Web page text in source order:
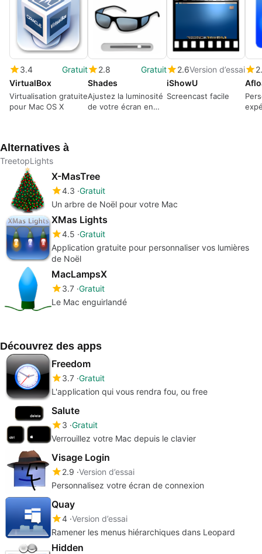
3.4
Gratuit
VirtualBox
Virtualisation gratuite
pour Mac OS X
2.8
Gratuit
Shades
Ajustez la luminosité
de votre écran en
2.6Version d’essai
iShowU
Screencast facile
Alternatives à
TreetopLights
X-MasTree
4.3 Gratuit
Un arbre de Noël pour votre Mac
XMas Lights
4.5 Gratuit
Application gratuite pour personnaliser vos lumières
de Noël
MacLampsX
3.7 Gratuit
Le Mac enguirlandé
Découvrez des apps
Freedom
3.7 Gratuit
L'application qui vous rendra fou, ou free
Salute
3 Gratuit
Verrouillez votre Mac depuis le clavier
Visage Login
2.9 Version d’essai
Personnalisez votre écran de connexion
Quay
4 Version d’essai
Ramener les menus hiérarchiques dans Leopard
Hidden